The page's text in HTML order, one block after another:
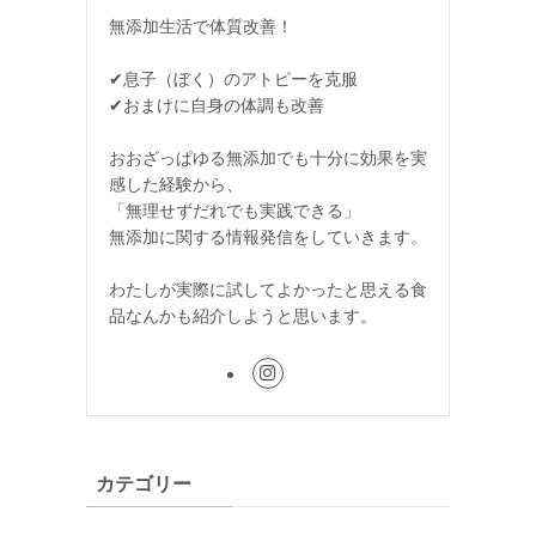
無添加生活で体質改善！
✔息子（ぼく）のアトピーを克服
✔おまけに自身の体調も改善
おおざっぱゆる無添加でも十分に効果を実
感した経験から、
「無理せずだれでも実践できる」
無添加に関する情報発信をしていきます。
わたしが実際に試してよかったと思える食
品なんかも紹介しようと思います。
カテゴリー